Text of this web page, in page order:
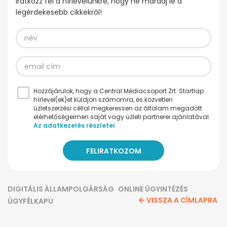
legérdekesebb cikkekről!
Hozzájárulok, hogy a Central Médiacsoport Zrt. Startlap
hírlevel(ek)et küldjön számomra, és közvetlen
üzletszerzési céllal megkeressen az általam megadott
elérhetőségeimen saját vagy üzleti partnerei ajánlatával.
Az adatkezelés részletei
DIGITÁLIS ÁLLAMPOLGÁRSÁG ONLINE ÜGYINTÉZÉS
ÜGYFÉLKAPU
VISSZA A CÍMLAPRA